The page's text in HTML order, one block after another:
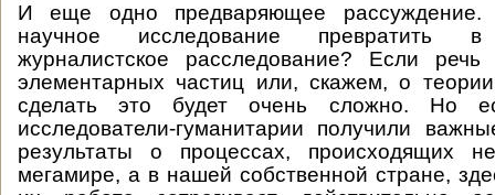
И еще одно предваряющее
научное исследование превратить в
журналистское расследование? Если
элементарных частиц или, скажем, о теории
сделать это будет очень сложно. Но
исследователи-гуманитарии получили
результаты о процессах,
мегамире, а в нашей собственной стране,